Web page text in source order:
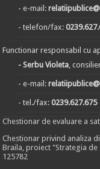
- e-mail:
- telefon/fax:
Functionar responsabil cu
- Serbu Violeta,
- e-mail:
- tel./fax:0239.627.675
Chestionar de evaluare a
Chestionar privind analiza
Braila, proiect "Strategia de
125782